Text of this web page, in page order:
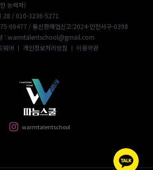
능력자)
28 / 010-3236-5271
75-00477 / 통신판매업신고:2024-인천서구-0398
: warmtalentschool@gmail.com
어 ㅣ 개인정보처리방침 ㅣ 이용약관
warmtalentschool